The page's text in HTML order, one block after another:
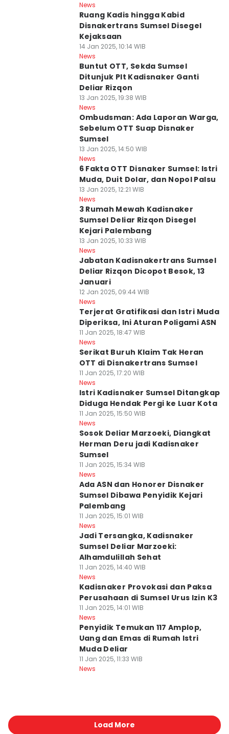
News
Ruang Kadis hingga Kabid
Disnakertrans Sumsel Disegel
Kejaksaan
14 Jan 2025, 10:14 WIB
News
Buntut OTT, Sekda Sumsel
Ditunjuk Plt Kadisnaker Ganti
Deliar Rizqon
13 Jan 2025, 19:38 WIB
News
Ombudsman: Ada Laporan Warga,
Sebelum OTT Suap Disnaker
Sumsel
13 Jan 2025, 14:50 WIB
News
6 Fakta OTT Disnaker Sumsel: Istri
Muda, Duit Dolar, dan Nopol Palsu
13 Jan 2025, 12:21 WIB
News
3 Rumah Mewah Kadisnaker
Sumsel Deliar Rizqon Disegel
Kejari Palembang
13 Jan 2025, 10:33 WIB
News
Jabatan Kadisnakertrans Sumsel
Deliar Rizqon Dicopot Besok, 13
Januari
12 Jan 2025, 09:44 WIB
News
Terjerat Gratifikasi dan Istri Muda
Diperiksa, Ini Aturan Poligami ASN
11 Jan 2025, 18:47 WIB
News
Serikat Buruh Klaim Tak Heran
OTT di Disnakertrans Sumsel
11 Jan 2025, 17:20 WIB
News
Istri Kadisnaker Sumsel Ditangkap
Diduga Hendak Pergi ke Luar Kota
11 Jan 2025, 15:50 WIB
News
Sosok Deliar Marzoeki, Diangkat
Herman Deru jadi Kadisnaker
Sumsel
11 Jan 2025, 15:34 WIB
News
Ada ASN dan Honorer Disnaker
Sumsel Dibawa Penyidik Kejari
Palembang
11 Jan 2025, 15:01 WIB
News
Jadi Tersangka, Kadisnaker
Sumsel Deliar Marzoeki:
Alhamdulillah Sehat
11 Jan 2025, 14:40 WIB
News
Kadisnaker Provokasi dan Paksa
Perusahaan di Sumsel Urus Izin K3
11 Jan 2025, 14:01 WIB
News
Penyidik Temukan 117 Amplop,
Uang dan Emas di Rumah Istri
Muda Deliar
11 Jan 2025, 11:33 WIB
News
Load More